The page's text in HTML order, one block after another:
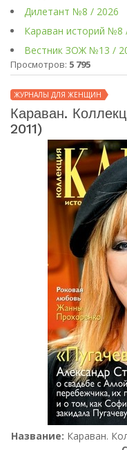
Дилетант №8 / 2026
Караван историй №8
Вестник ЗОЖ №13 /
Просмотров: 5 795
ЖУРНАЛЫ ДЛЯ ЖЕНЩИН
Караван.
2011)
Название: Караван.